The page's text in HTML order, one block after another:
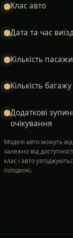
Клас авто
Дата та час
Кількість
Кількість багажу
Додаткові
очікування
Моделі авто можуть
залежно від
клас і авто
поїздкою.